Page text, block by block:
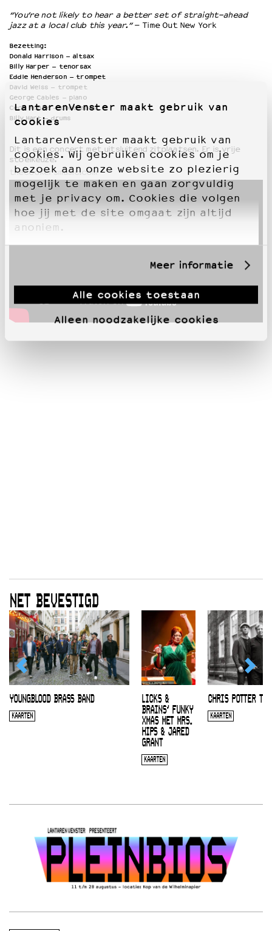
LantarenVenster maakt gebruik van
cookies
LantarenVenster maakt gebruik van
cookies. Wij gebruiken cookies om je
bezoek aan onze website zo plezierig
mogelijk te maken en gaan zorgvuldig
met je privacy om. Cookies die volgen
hoe jij met de site omgaat zijn altijd
anoniem.
Meer informatie
Alle cookies toestaan
Alleen noodzakelijke cookies
“You’re not likely to hear a better set of straight-ahead
jazz at a local club this year.”– Time Out New York
Bezetting:
Donald Harrison – altsax
Billy Harper – tenorsax
Eddie Henderson – trompet
David Weiss – trompet
George Cables – piano
Cecil McBee – contrabas
Billy Hart – drums
Dit is een concert met uitsluitend zitplaatsen. Er is vrije
stoelkeuze.
thecookersmusic.com
NET BEVESTIGD
YOUNGBLOOD BRASS BAND
KAARTEN
LICKS &
BRAINS’ FUNKY
XMAS MET MRS.
HIPS & JARED
GRANT
KAARTEN
CHRIS POTTER
KAARTEN